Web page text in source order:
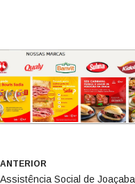
ANTERIOR
Assistência Social de Joaçaba